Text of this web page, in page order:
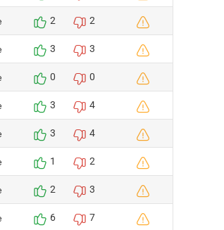
2 2
3 3
0 0
3 4
3 4
1 2
2 3
6 7